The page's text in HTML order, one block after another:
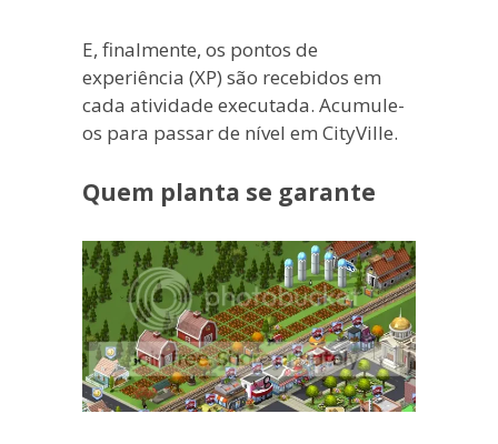
E, finalmente, os pontos de
experiência (XP) são recebidos em
cada atividade executada. Acumule-
os para passar de nível em CityVille.
Quem planta se garante